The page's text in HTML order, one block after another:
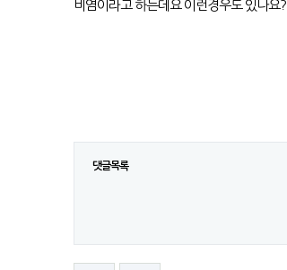
비염이라고 하는데요 이런경우도 있나요?
댓글목록